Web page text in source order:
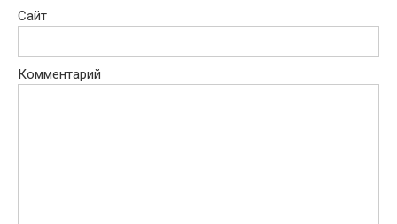
Сайт
Комментарий